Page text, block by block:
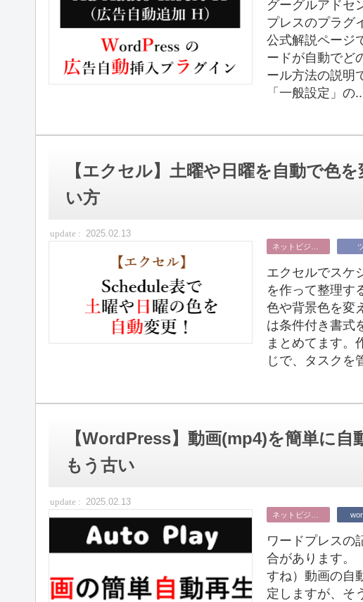
グーグルアドセ
プレスのプラグ
公式解説ページ
ードが自動でど
ール方法の説明
「一般設定」の
【エクセル】土曜や日曜を自動で色
い方
2025.02.13
エクセルでスケ
を作って整理す
色や背景色を変
は条件付き書式
まとめてます。
じで、タスクを
【WordPress】動画(mp4)を簡単に
もう古い
2025.02.13
ワードプレスの
合があります。
すね）動画の自
定しますが、そ